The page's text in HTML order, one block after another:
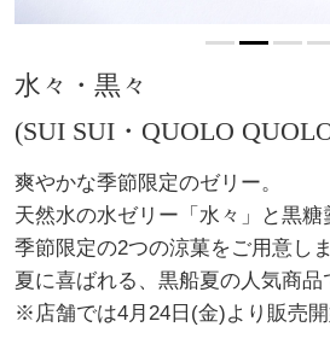
水々・黒々
(SUI SUI・QUOLO
爽やかな季節限定のゼリー。
天然水の水ゼリー「水々」と黒糖
季節限定の2つの涼菓をご用意しま
夏に喜ばれる、黒船夏の人気商品
※店舗では4月24日(金)より販売開